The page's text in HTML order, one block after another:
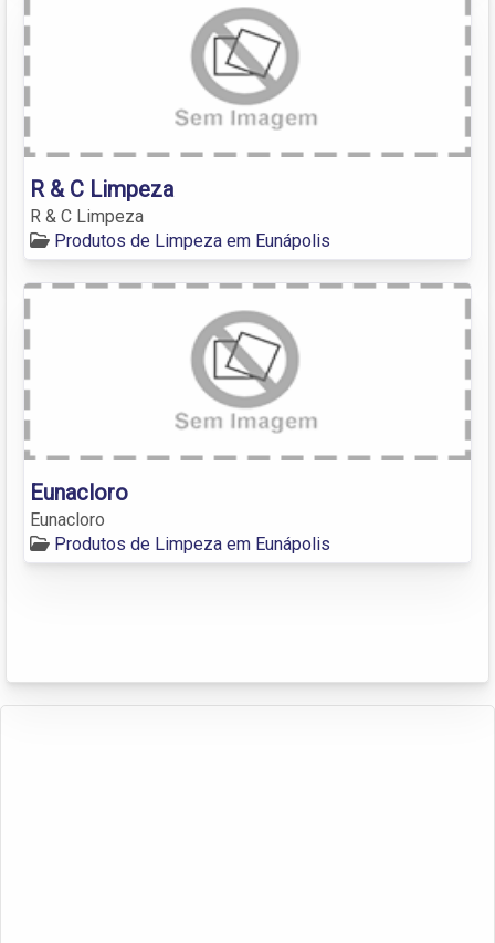
R & C Limpeza
R & C Limpeza
Produtos de Limpeza em Eunápolis
Eunacloro
Eunacloro
Produtos de Limpeza em Eunápolis